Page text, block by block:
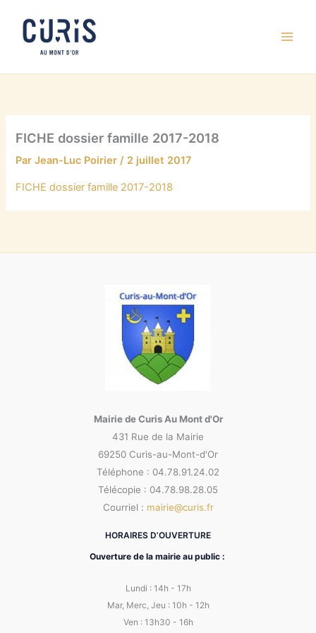
contenu
FICHE dossier famille 2017-2018
ParJean-Luc Poirier/ 2 juillet 2017
FICHE dossier famille 2017-2018
Mairie de Curis Au Mont d'Or
431 Rue de la Mairie
69250 Curis-au-Mont-d'Or
Téléphone : 04.78.91.24.02
Télécopie : 04.78.98.28.05
Courriel : mairie@curis.fr
HORAIRES D’OUVERTURE
Ouverture de la mairie au public :
Lundi : 14h - 17h
Mar, Merc, Jeu : 10h - 12h
Ven : 13h30 - 16h